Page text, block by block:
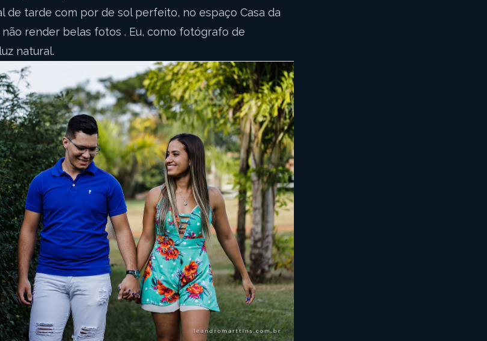
de tarde com por de sol perfeito, no espaço Casa da
não render belas fotos . Eu, como fotógrafo de
natural.